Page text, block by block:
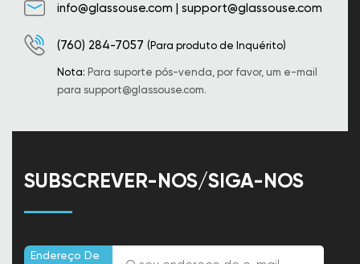
info@glassouse.com | support@glassouse.com
(760) 284-7057 (Para produto de Inquérito)
Nota: Para suporte pós-venda, por favor, um e-mail
para support@glassouse.com.
SUBSCREVER-NOS/SIGA-NOS
Endereço De